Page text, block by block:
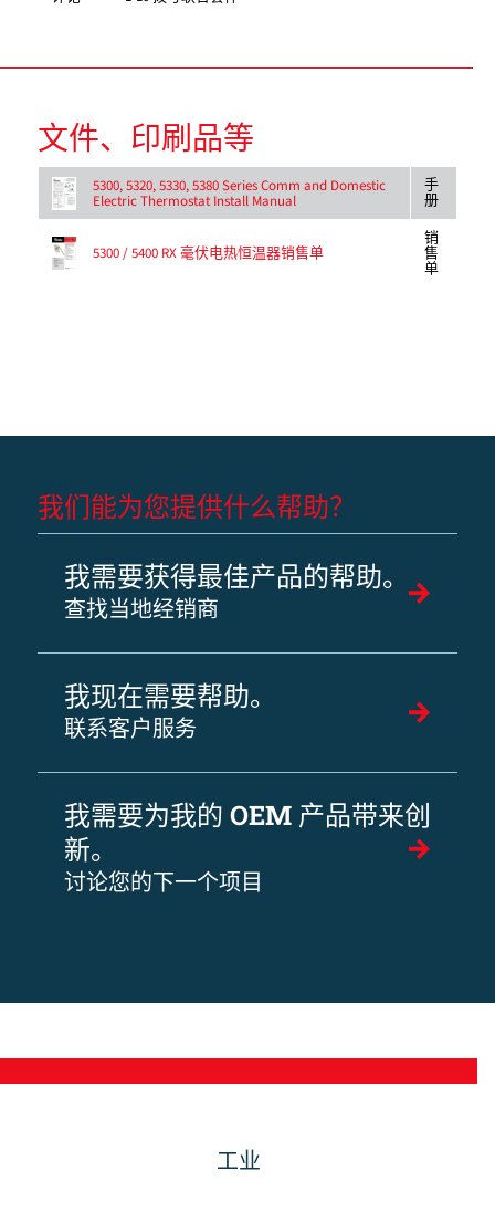
文件、印刷品等
5300, 5320, 5330, 5380 Series Comm and Domestic
Electric Thermostat Install Manual
手
册
5300 / 5400 RX 毫伏电热恒温器销售单
销
售
单
我们能为您提供什么帮助？
我需要获得最佳产品的帮助。
查找当地经销商
我现在需要帮助。
联系客户服务
我需要为我的 OEM 产品带来创
新。
讨论您的下一个项目
工业